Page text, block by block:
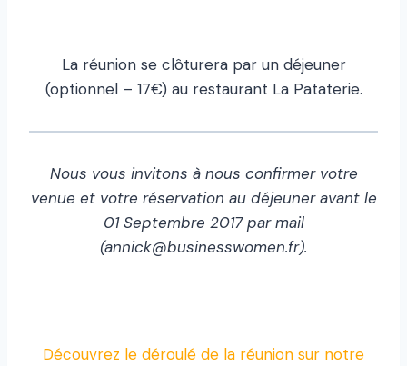
La réunion se clôturera par un déjeuner
(optionnel – 17€) au restaurant La Pataterie.
Nous vous invitons à nous confirmer votre
venue et votre réservation au déjeuner avant le
01 Septembre 2017 par mail
(annick@businesswomen.fr).
Découvrez le déroulé de la réunion sur notre